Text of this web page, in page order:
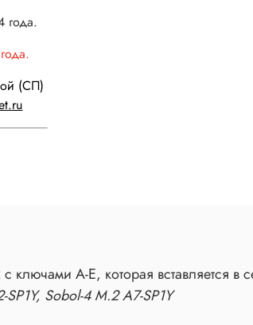
года.
(СП)
A-E, которая вставляется в
Sobol-4 M.2 A7-SP1Y